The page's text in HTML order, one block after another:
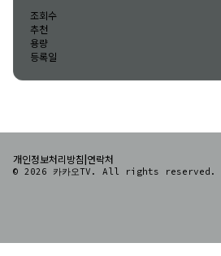
조회수
추천
용량
등록일
개인정보처리방침 연락처
© 2026 카카오TV. All rights reserved.